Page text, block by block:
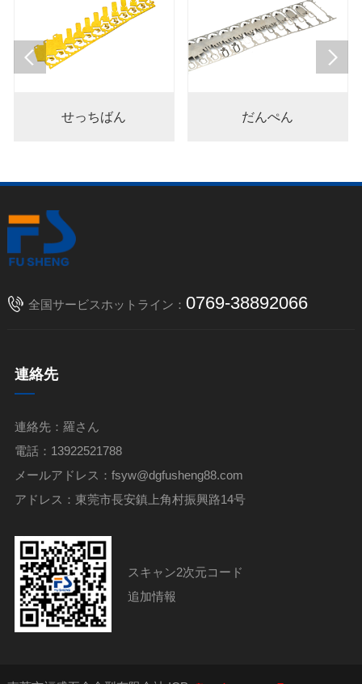
せっちばん だんぺん
全国サービスホットライン： 0769-38892066
連絡先
連絡先：羅さん
電話：13922521788
メールアドレス：fsyw@dgfusheng88.com
アドレス：東莞市長安鎮上角村振興路14号
スキャン2次元コード
追加情報